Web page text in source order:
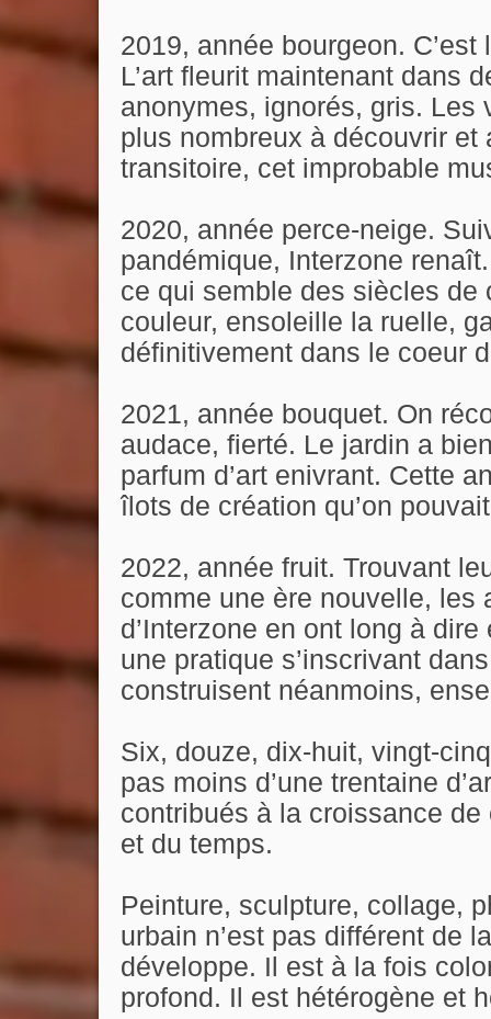
2019, année bourgeon.
L’art fleurit maintenant dans
anonymes, ignorés, gris. Les
plus nombreux à découvrir
transitoire, cet improbable
2020, année perce-neige.
pandémique, Interzone
ce qui semble des siècles de
couleur, ensoleille la ruelle,
définitivement dans le coeur
2021, année bouquet. On
audace, fierté. Le jardin a
parfum d’art enivrant. Cette
îlots de création qu’on
2022, année fruit. Trouvant
comme une ère nouvelle, les
d’Interzone en ont long à
une pratique s’inscrivant
construisent néanmoins,
Six, douze, dix-huit, vingt-
pas moins d’une trentaine
contribués à la croissance
et du temps.
Peinture, sculpture, collage,
urbain n’est pas différent de
développe. Il est à la fois
profond. Il est hétérogène et